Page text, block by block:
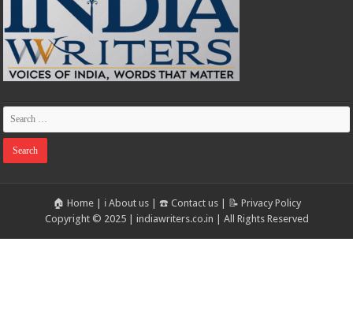
🏠 Home| ℹ️ About us| ☎️ Contact us| 📝 Privacy Policy
Copyright © 2025 | indiawriters.co.in | All Rights Reserved